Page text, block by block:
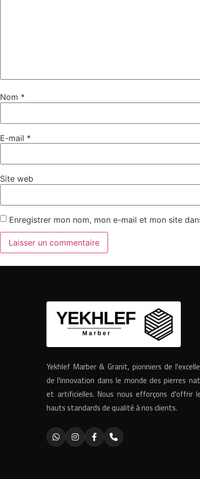
Nom *
E-mail *
Site web
Enregistrer mon nom, mon e-mail et mon site
Yekhlef Marber & Granit, pionniers de
de l'innovation dans le monde des pierres
et artificielles. Nous nous efforçons d'offrir
hauts standards de qualité à nos clients.